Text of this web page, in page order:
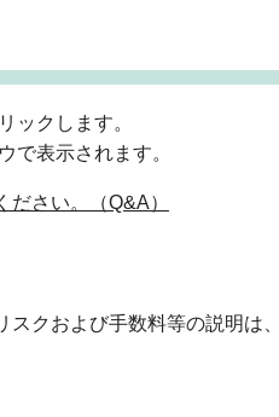
ックします。
で表示されます。
ださい。（Q&A）
クおよび手数料等の説明は、